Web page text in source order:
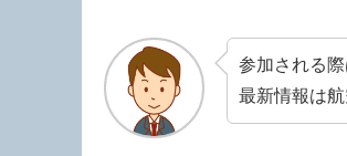
参加される
最新情報は